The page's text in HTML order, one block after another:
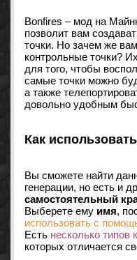
Bonfires – мод на
позволит вам
точки. Но зачем же
контрольные точки?
для того, чтобы
самые точки можно
а также
довольно удобным
Как
Вы сможете найти
генерации, но есть и
самостоятельный
Выберете ему имя,
использовать с
Есть несколько типов
которых отличается